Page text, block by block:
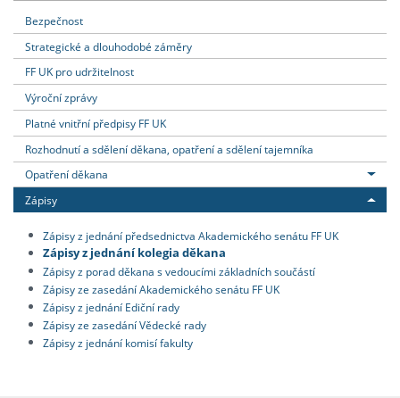
Bezpečnost
Strategické a dlouhodobé záměry
FF UK pro udržitelnost
Výroční zprávy
Platné vnitřní předpisy FF UK
Rozhodnutí a sdělení děkana, opatření a sdělení tajemníka
Opatření děkana
Zápisy
Zápisy z jednání předsednictva Akademického senátu FF UK
Zápisy z jednání kolegia děkana
Zápisy z porad děkana s vedoucími základních součástí
Zápisy ze zasedání Akademického senátu FF UK
Zápisy z jednání Ediční rady
Zápisy ze zasedání Vědecké rady
Zápisy z jednání komisí fakulty